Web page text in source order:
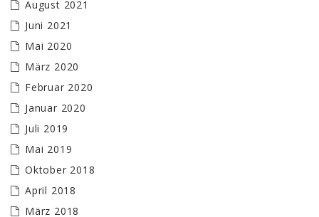
August 2021
Juni 2021
Mai 2020
März 2020
Februar 2020
Januar 2020
Juli 2019
Mai 2019
Oktober 2018
April 2018
März 2018